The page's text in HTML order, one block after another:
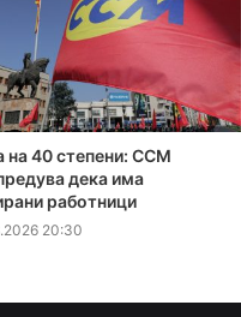
на 40 степени: ССМ
дека има
работници
20:30